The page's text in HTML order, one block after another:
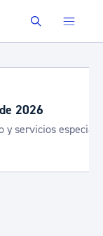
Buscar
especiales